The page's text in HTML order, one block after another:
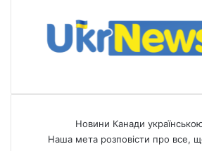
Новини Канади
Наша мета розповісти про все,